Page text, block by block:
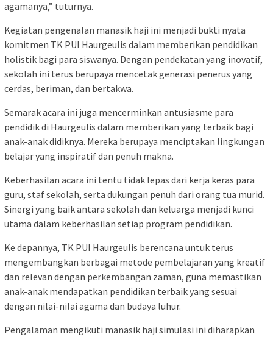
agamanya,” tuturnya.
Kegiatan pengenalan manasik haji ini menjadi bukti nyata
komitmen TK PUI Haurgeulis dalam memberikan pendidikan
holistik bagi para siswanya. Dengan pendekatan yang inovatif,
sekolah ini terus berupaya mencetak generasi penerus yang
cerdas, beriman, dan bertakwa.
Semarak acara ini juga mencerminkan antusiasme para
pendidik di Haurgeulis dalam memberikan yang terbaik bagi
anak-anak didiknya. Mereka berupaya menciptakan lingkungan
belajar yang inspiratif dan penuh makna.
Keberhasilan acara ini tentu tidak lepas dari kerja keras para
guru, staf sekolah, serta dukungan penuh dari orang tua murid.
Sinergi yang baik antara sekolah dan keluarga menjadi kunci
utama dalam keberhasilan setiap program pendidikan.
Ke depannya, TK PUI Haurgeulis berencana untuk terus
mengembangkan berbagai metode pembelajaran yang kreatif
dan relevan dengan perkembangan zaman, guna memastikan
anak-anak mendapatkan pendidikan terbaik yang sesuai
dengan nilai-nilai agama dan budaya luhur.
Pengalaman mengikuti manasik haji simulasi ini diharapkan